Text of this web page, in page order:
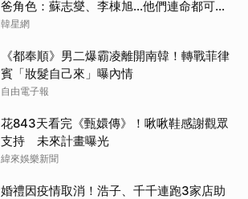
蘇志
爸角色：蘇志燮、李棟旭...他們連命都可以
不要
韓星網
《都奉順》男二爆霸凌離開南韓！轉戰菲律
賓「妝髮自己來」曝內情
自由電子報
花843天看完《甄嬛傳》！啾啾鞋感謝觀眾
支持 未來計畫曝光
緯來娛樂新聞
婚禮因疫情取消！浩子、千千連跑3家店助